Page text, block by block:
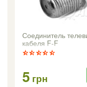
Соединитель
кабеля F-F
5 грн